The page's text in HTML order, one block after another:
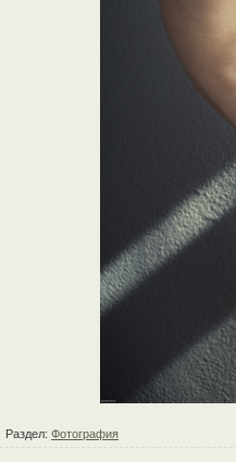
Раздел: Фотография